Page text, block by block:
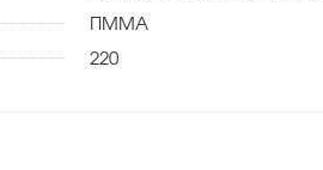
ПММА
220